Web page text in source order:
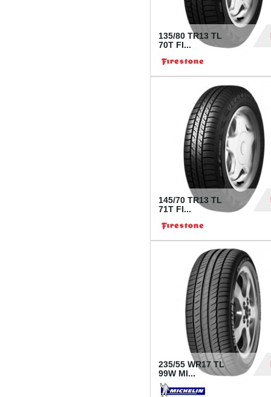
135/80 TR13 TL
70T FI...
145/70 TR13 TL
71T FI...
235/55 WR17 TL
99W MI...